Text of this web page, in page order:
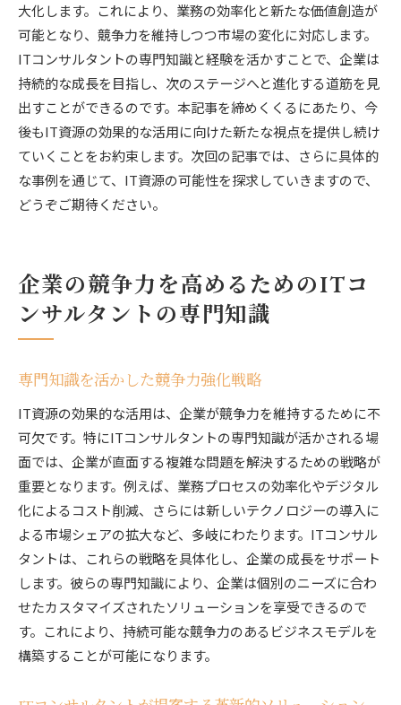
大化します。これにより、業務の効率化と新たな価値創造が
可能となり、競争力を維持しつつ市場の変化に対応します。
ITコンサルタントの専門知識と経験を活かすことで、企業は
持続的な成長を目指し、次のステージへと進化する道筋を見
出すことができるのです。本記事を締めくくるにあたり、今
後もIT資源の効果的な活用に向けた新たな視点を提供し続け
ていくことをお約束します。次回の記事では、さらに具体的
な事例を通じて、IT資源の可能性を探求していきますので、
どうぞご期待ください。
企業の競争力を高めるためのITコ
ンサルタントの専門知識
専門知識を活かした競争力強化戦略
IT資源の効果的な活用は、企業が競争力を維持するために不
可欠です。特にITコンサルタントの専門知識が活かされる場
面では、企業が直面する複雑な問題を解決するための戦略が
重要となります。例えば、業務プロセスの効率化やデジタル
化によるコスト削減、さらには新しいテクノロジーの導入に
よる市場シェアの拡大など、多岐にわたります。ITコンサル
タントは、これらの戦略を具体化し、企業の成長をサポート
します。彼らの専門知識により、企業は個別のニーズに合わ
せたカスタマイズされたソリューションを享受できるので
す。これにより、持続可能な競争力のあるビジネスモデルを
構築することが可能になります。